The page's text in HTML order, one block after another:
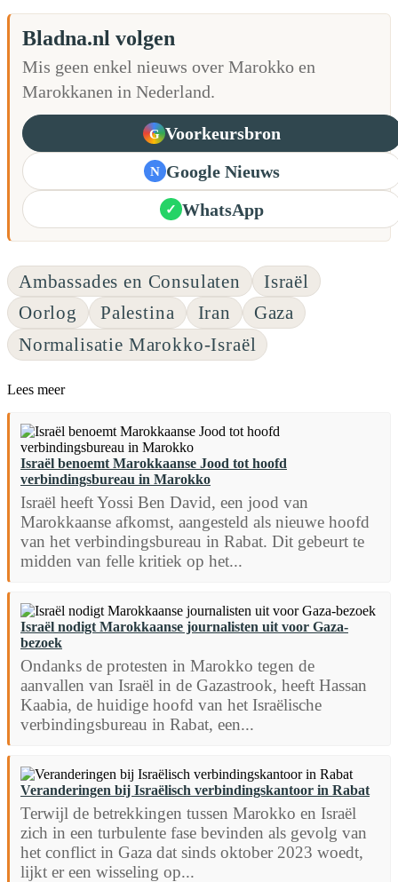
Bladna.nl volgen
Mis geen enkel nieuws over Marokko en
Marokkanen in Nederland.
G Voorkeursbron
N Google Nieuws
✓ WhatsApp
Ambassades en Consulaten
Israël
Oorlog
Palestina Iran
Gaza
Normalisatie Marokko-Israël
Lees meer
Israël benoemt Marokkaanse Jood tot hoofd
verbindingsbureau in Marokko
Israël heeft Yossi Ben David, een jood van
Marokkaanse afkomst, aangesteld als nieuwe hoofd
van het verbindingsbureau in Rabat. Dit gebeurt te
midden van felle kritiek op het...
Israël nodigt Marokkaanse journalisten uit voor Gaza-
bezoek
Ondanks de protesten in Marokko tegen de
aanvallen van Israël in de Gazastrook, heeft Hassan
Kaabia, de huidige hoofd van het Israëlische
verbindingsbureau in Rabat, een...
Veranderingen bij Israëlisch verbindingskantoor in Rabat
Terwijl de betrekkingen tussen Marokko en Israël
zich in een turbulente fase bevinden als gevolg van
het conflict in Gaza dat sinds oktober 2023 woedt,
lijkt er een wisseling op...